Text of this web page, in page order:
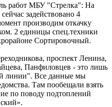
работ МБУ "Стрелка": На
задействовано 4
производим откачку
2 единицы спец.техники
Сортировочный.
проспект Ленина,
Панфиловцев - это лишь
линии". Все данные мы
Там пообещали взять
по поводу подтоплений